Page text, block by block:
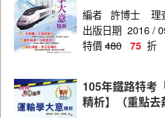
編者 許博士
理
出版日期 2016 /
特價480 75 折
105年鐵路特考
精析】（重點去